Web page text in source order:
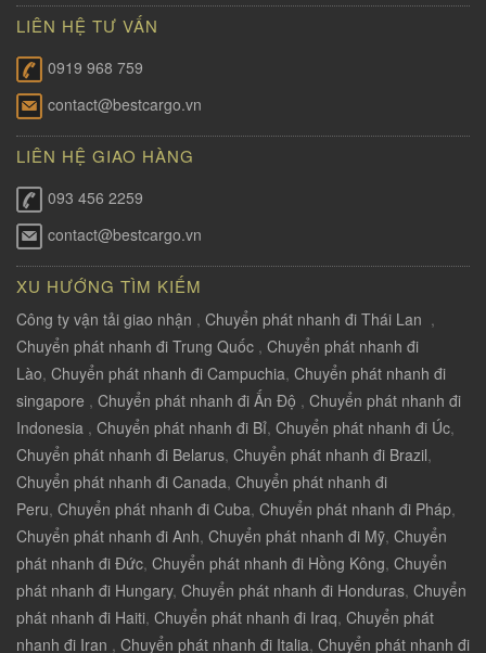
LIÊN HỆ TƯ VẤN
0919 968 759
contact@bestcargo.vn
LIÊN HỆ GIAO HÀNG
093 456 2259
contact@bestcargo.vn
XU HƯỚNG TÌM KIẾM
Công ty vận tải giao nhận , Chuyển phát nhanh đi Thái Lan ,
Chuyển phát nhanh đi Trung Quốc , Chuyển phát nhanh đi
Lào, Chuyển phát nhanh đi Campuchia, Chuyển phát nhanh đi
singapore , Chuyển phát nhanh đi Ấn Độ , Chuyển phát nhanh đi
Indonesia , Chuyển phát nhanh đi Bỉ, Chuyển phát nhanh đi Úc,
Chuyển phát nhanh đi Belarus, Chuyển phát nhanh đi Brazil,
Chuyển phát nhanh đi Canada, Chuyển phát nhanh đi
Peru, Chuyển phát nhanh đi Cuba, Chuyển phát nhanh đi Pháp,
Chuyển phát nhanh đi Anh, Chuyển phát nhanh đi Mỹ, Chuyển
phát nhanh đi Đức, Chuyển phát nhanh đi Hồng Kông, Chuyển
phát nhanh đi Hungary, Chuyển phát nhanh đi Honduras, Chuyển
phát nhanh đi Haiti, Chuyển phát nhanh đi Iraq, Chuyển phát
nhanh đi Iran , Chuyển phát nhanh đi Italia, Chuyển phát nhanh đi